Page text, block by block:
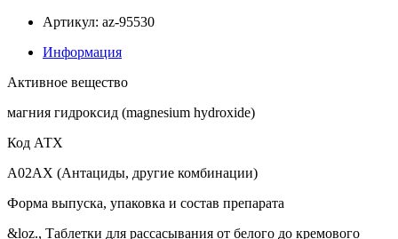
Артикул: az-95530
Информация
Активное вещество
магния гидроксид (magnesium hydroxide)
Код АТХ
A02AX (Антациды, другие комбинации)
Форма выпуска, упаковка и состав препарата
&loz., Таблетки для рассасывания от белого до кремового